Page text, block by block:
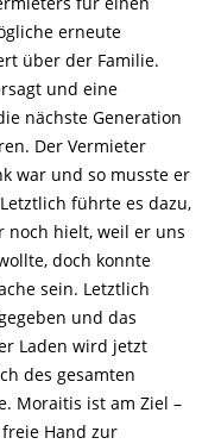
erneute
über der Familie.
und eine
nächste Generation
Der Vermieter
war und so musste er
führte es dazu,
noch hielt, weil er uns
doch konnte
sein. Letztlich
und das
Laden wird jetzt
des gesamten
Moraitis ist am Ziel –
Hand zur